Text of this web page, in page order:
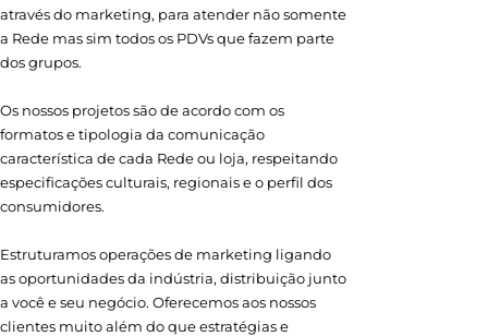
através do marketing, para atender não somente
a Rede mas sim todos os PDVs que fazem parte
dos grupos.
Os nossos projetos são de acordo com os
formatos e tipologia da comunicação
característica de cada Rede ou loja, respeitando
especificações culturais, regionais e o perfil dos
consumidores.
Estruturamos operações de marketing ligando
as oportunidades da indústria, distribuição junto
a você e seu negócio. Oferecemos aos nossos
clientes muito além do que estratégias e